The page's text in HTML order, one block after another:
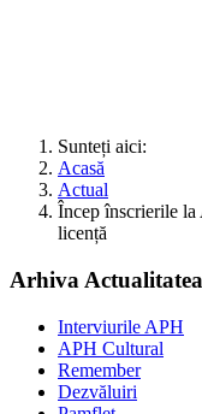
Sunteți aici:
Acasă
Actual
Încep înscrierile la
licență
Arhiva
Interviurile APH
APH Cultural
Remember
Dezvăluiri